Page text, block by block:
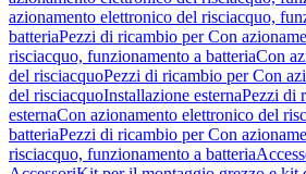
azionamento elettronico del risciacquo,
batteriaPezzi di ricambio per Con
risciacquo, funzionamento a batteriaCon
del risciacquoPezzi di ricambio per Con
del risciacquoInstallazione esternaPezzi di
esternaCon azionamento elettronico del
batteriaPezzi di ricambio per Con
risciacquo, funzionamento a batteria